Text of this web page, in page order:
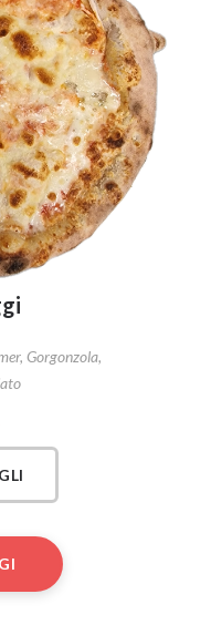
Gorgonzola,